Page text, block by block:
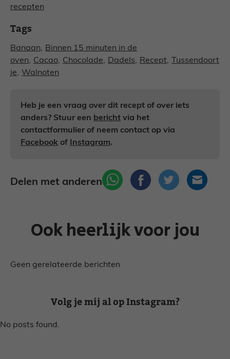
recepten
Tags
Banaan, Binnen 15 minuten in de
oven, Cacao, Chocolade, Dadels, Recept,
Tussendoort
je, Walnoten
Heb je een vraag over dit recept of over iets
anders? Stuur een bericht via het
contactformulier of neem contact op via
Facebook of Instagram.
Delen met anderen
Ook heerlijk voor jou
Geen gerelateerde berichten
Volg je mij al op Instagram?
No posts found.